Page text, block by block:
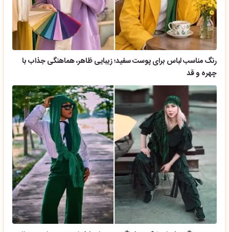
رنگ مناسب لباس برای پوست سفید؛ زیبایی ظاهر، هماهنگی جذاب با
چهره و قد
بهترین رنگ ها برای ترکیب با رنگ سبز در استایل امروزی جوان پسندانه